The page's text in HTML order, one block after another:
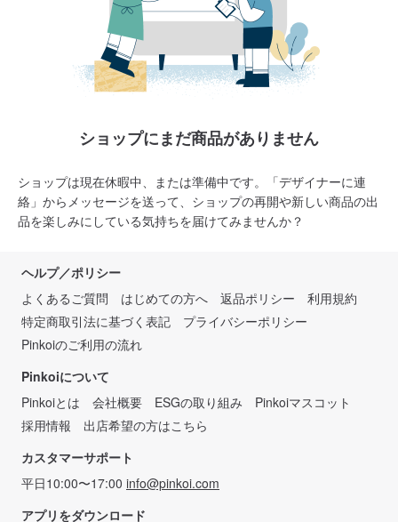
ショップにまだ商品がありません
ショップは現在休暇中、または準備中です。「デザイナーに連
絡」からメッセージを送って、ショップの再開や新しい商品の出
品を楽しみにしている気持ちを届けてみませんか？
ヘルプ／ポリシー
よくあるご質問
はじめての方へ 返品ポリシー
利用規約
特定商取引法に基づく表記
プライバシーポリシー
Pinkoiのご利用の流れ
Pinkoiについて
Pinkoiとは
会社概要 ESGの取り組み
Pinkoiマスコット
採用情報
出店希望の方はこちら
カスタマーサポート
平日10:00〜17:00 info@pinkoi.com
アプリをダウンロード